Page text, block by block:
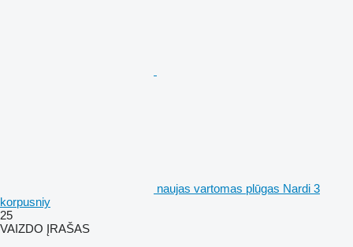
naujas vartomas plūgas Nardi 3
korpusniy
25
VAIZDO ĮRAŠAS